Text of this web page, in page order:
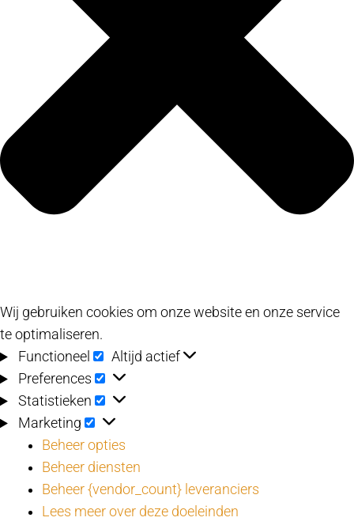
Wij gebruiken cookies om onze website en onze service
te optimaliseren.
Functioneel
Functioneel
Altijd actief
Preferences
Preferences
Statistieken Statistieken
Marketing Marketing
Beheer opties
Beheer diensten
Beheer {vendor_count} leveranciers
Lees meer over deze doeleinden